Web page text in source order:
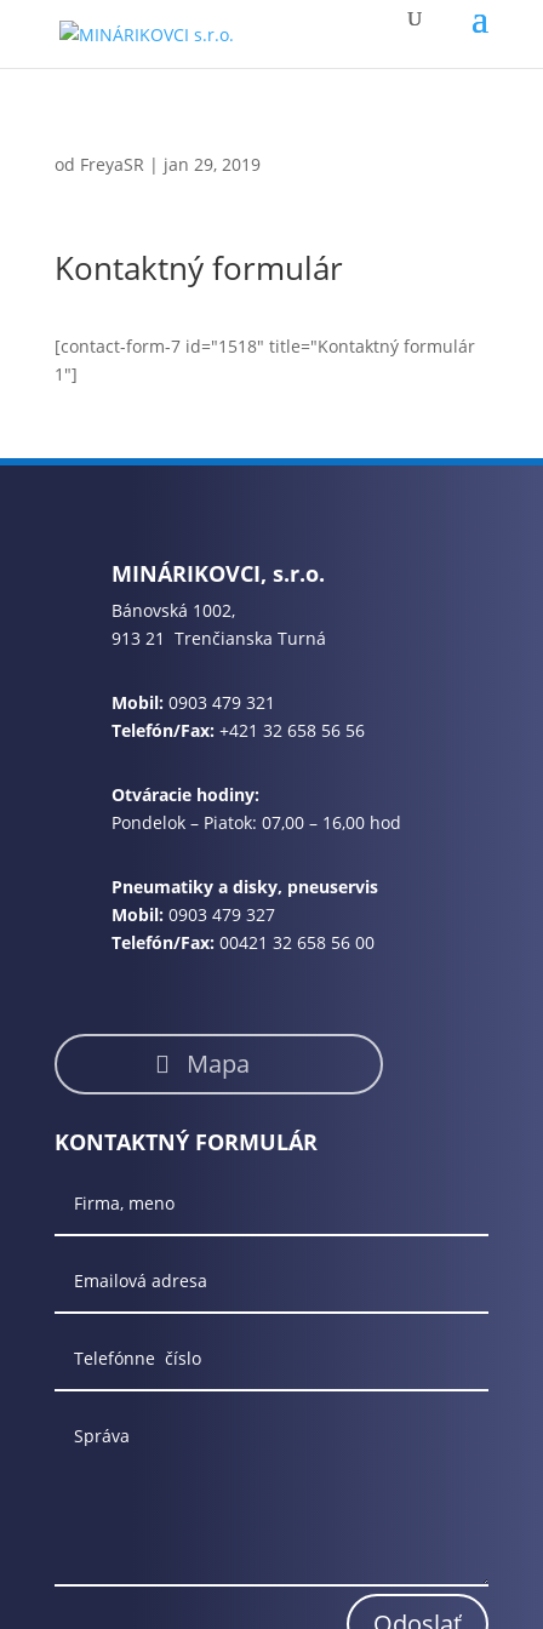
od FreyaSR | jan 29, 2019
Kontaktný formulár
[contact-form-7 id="1518" title="Kontaktný formulár
1"]
MINÁRIKOVCI, s.r.o.
Bánovská 1002,
913 21 Trenčianska Turná
Mobil: 0903 479 321
Telefón/Fax:+421 32 658 56 56
Otváracie hodiny:
Pondelok – Piatok: 07,00 – 16,00 hod
Pneumatiky a disky, pneuservis
Mobil: 0903 479 327
Telefón/Fax:00421 32 658 56 00
Mapa
KONTAKTNÝ FORMULÁR